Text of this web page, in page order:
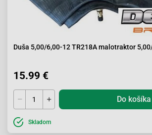
Duša 5,00/6,00-12 TR218A malotraktor
15.99 €
Do košíka
Skladom